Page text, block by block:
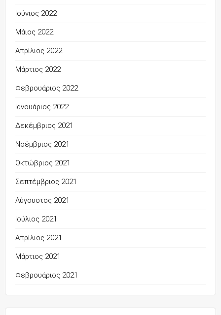
Ιούνιος 2022
Μάιος 2022
Απρίλιος 2022
Μάρτιος 2022
Φεβρουάριος 2022
Ιανουάριος 2022
Δεκέμβριος 2021
Νοέμβριος 2021
Οκτώβριος 2021
Σεπτέμβριος 2021
Αύγουστος 2021
Ιούλιος 2021
Απρίλιος 2021
Μάρτιος 2021
Φεβρουάριος 2021